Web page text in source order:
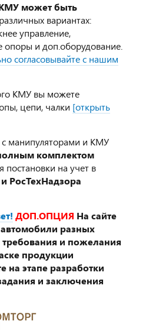
может быть
вариантах:
управление,
опоры и доп.оборудование.
согласовывайте с нашим
КМУ вы можете
цепи, чалки [открыть
с манипуляторами и КМУ
комплектом
постановки на учет в
РосТехНадзора
ДОП.ОПЦИЯ На сайте
разных
требования и пожелания
продукции
на этапе разработки
и заключения